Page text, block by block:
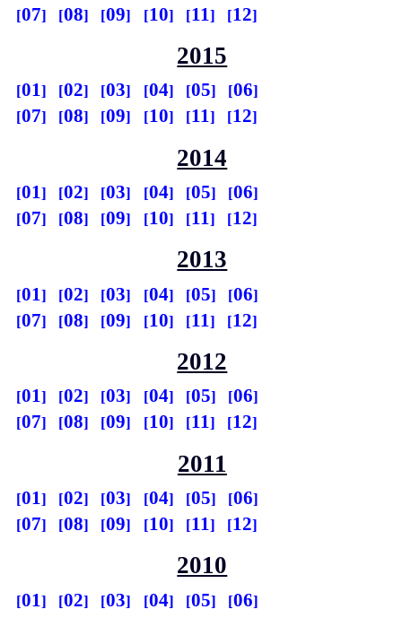
07
08 09 10 11 12
2015
01 02 03 04 05
06
07
08 09 10 11 12
2014
01 02 03 04 05
06
07
08 09 10 11 12
2013
01 02 03 04 05
06
07
08 09 10 11 12
2012
01 02 03 04 05
06
07
08 09 10 11 12
2011
01 02 03 04 05
06
07
08 09 10 11 12
2010
01 02 03 04 05
06